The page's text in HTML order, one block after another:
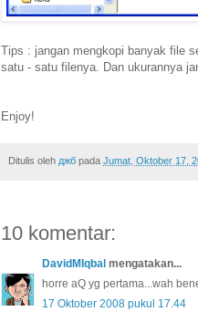
Tips : jangan mengkopi banyak file
satu - satu filenya. Dan ukurannya
Enjoy!
Ditulis oleh джб pada Jumat, Oktober 17,
10 komentar:
DavidMIqbal mengatakan...
horre aQ yg pertama...wah
17 Oktober 2008 pukul 17.44